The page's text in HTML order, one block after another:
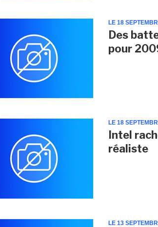
LE 18
Des
pour
LE 18
Intel
réaliste
LE 13